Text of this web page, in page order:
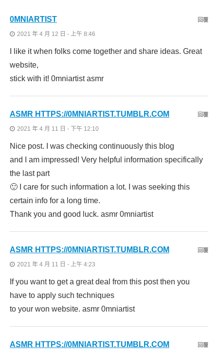
0MNIARTIST
2021 年 4 月 12 日 - 上午 8:46
I like it when folks come together and share ideas. Great
website,
stick with it! 0mniartist asmr
回覆
ASMR HTTPS://0MNIARTIST.TUMBLR.COM
2021 年 4 月 11 日 - 下午 12:10
Nice post. I was checking continuously this blog
and I am impressed! Very helpful information specifically
the last part
🙂 I care for such information a lot. I was seeking this
certain info for a long time.
Thank you and good luck. asmr 0mniartist
回覆
ASMR HTTPS://0MNIARTIST.TUMBLR.COM
2021 年 4 月 11 日 - 上午 4:23
If you want to get a great deal from this post then you
have to apply such techniques
to your won website. asmr 0mniartist
回覆
ASMR HTTPS://0MNIARTIST.TUMBLR.COM 回覆